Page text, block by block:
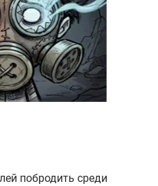
побродить среди